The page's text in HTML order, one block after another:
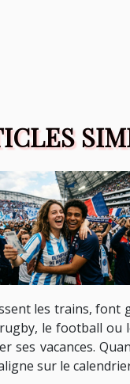
les trains, font
le football ou
ses vacances.
sur le